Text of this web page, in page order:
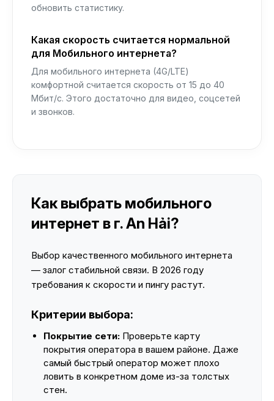
обновить статистику.
Какая скорость считается нормальной
для Мобильного интернета?
Для мобильного интернета (4G/LTE)
комфортной считается скорость от 15 до 40
Мбит/с. Этого достаточно для видео, соцсетей
и звонков.
Как выбрать мобильного
интернет в г. An Hải?
Выбор качественного мобильного интернета
— залог стабильной связи. В 2026 году
требования к скорости и пингу растут.
Критерии выбора:
Покрытие сети: Проверьте карту
покрытия оператора в вашем районе. Даже
самый быстрый оператор может плохо
ловить в конкретном доме из-за толстых
стен.